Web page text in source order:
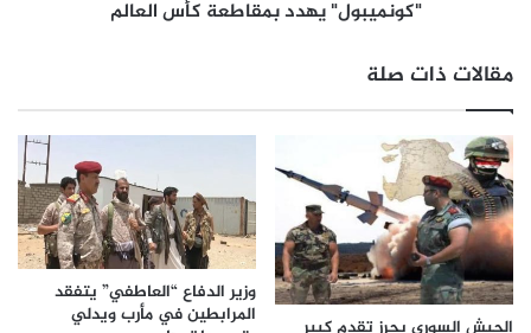
"كونميبول" يهدد بمقاطعة كأس العالم
مقالات ذات صلة
الجيش السوري يحرز تقدم كبير
وزير الدفاع “العاطفي” يتفقد
المرابطين في مأرب ويدلي